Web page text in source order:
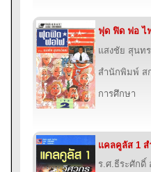
ฟุด ฟิด ฟอ ไ
แสงชัย สุนท
สำนักพิมพ์ ส
การศึกษา
แคลคูลัส 1 ส
ร.ศ.ธีระศักดิ์